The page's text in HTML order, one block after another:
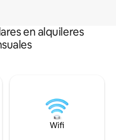
en alquileres
Wifi